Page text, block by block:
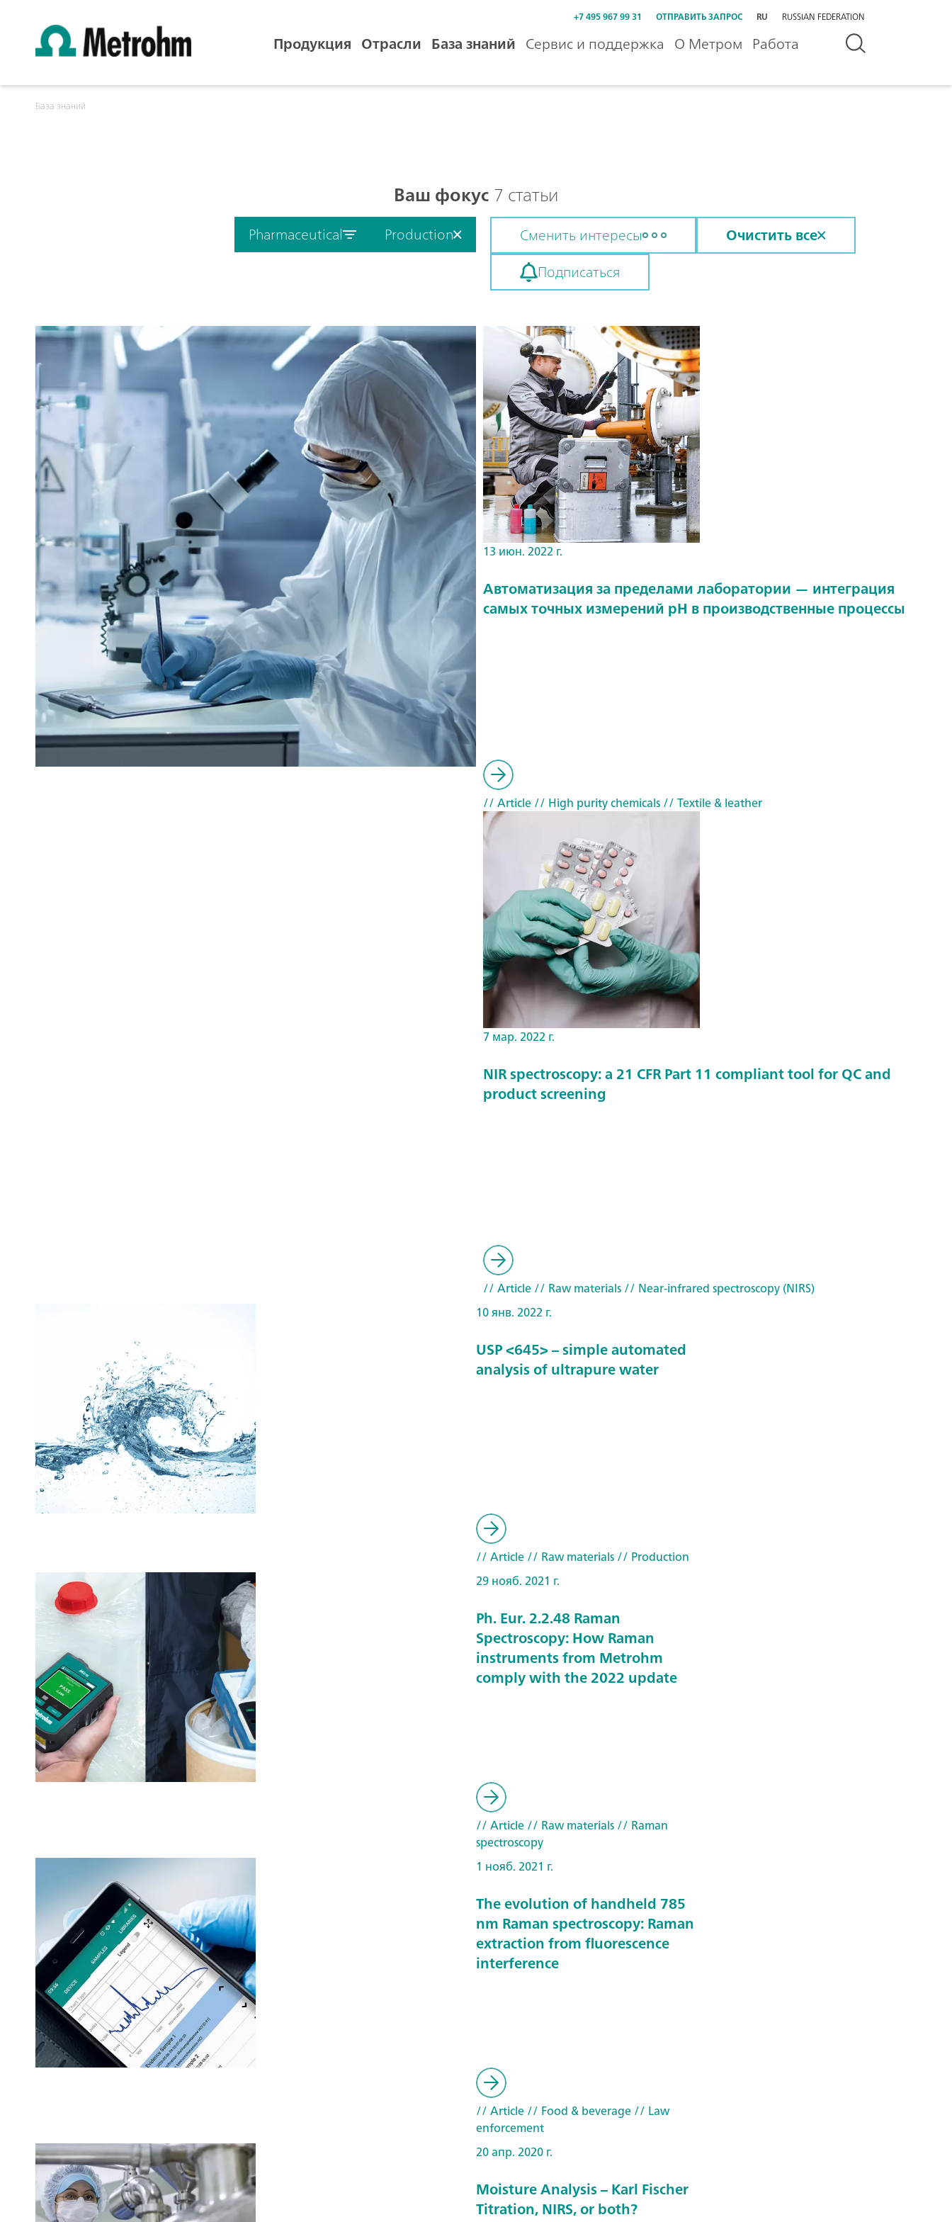
+7 495 967 99 31 ОТПРАВИТЬ ЗАПРОС RU RUSSIAN FEDERATION
Продукция Отрасли База знаний Сервис и поддержка О Метром Работа
База знаний
Ваш фокус7 статьи
Pharmaceutical Production Сменить интересы
Очистить все
Подписаться
13 июн. 2022 г.
Автоматизация за пределами лаборатории — интеграция
самых точных измерений pH в производственные процессы
// Article// High purity chemicals// Textile & leather
7 мар. 2022 г.
NIR spectroscopy: a 21 CFR Part 11 compliant tool for QC and
product screening
// Article// Raw materials// Near-infrared spectroscopy (NIRS)
10 янв. 2022 г.
USP <645> – simple automated
analysis of ultrapure water
// Article// Raw materials// Production
29 нояб. 2021 г.
Ph. Eur. 2.2.48 Raman
Spectroscopy: How Raman
instruments from Metrohm
comply with the 2022 update
// Article// Raw materials// Raman
spectroscopy
1 нояб. 2021 г.
The evolution of handheld 785
nm Raman spectroscopy: Raman
extraction from fluorescence
interference
// Article// Food & beverage// Law
enforcement
20 апр. 2020 г.
Moisture Analysis – Karl Fischer
Titration, NIRS, or both?